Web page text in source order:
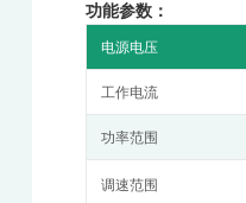
功能参数：
电源电压
工作电流
功率范围
调速范围